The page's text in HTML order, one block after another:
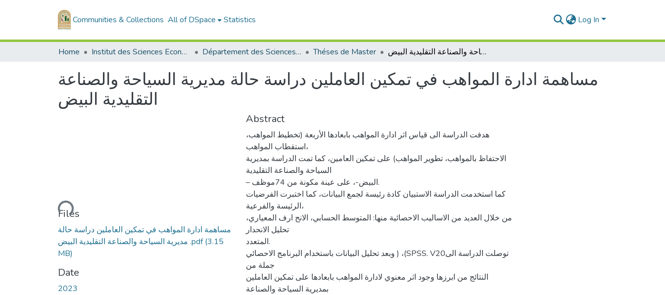
Communities & Collections All of DSpace Statistics Log In
Home Institut des Sciences Economiques, Commerciales et des Sciences de Gestion Département des Sciences de Gestion Théses de Master مساهمة ادارة المواهب في تمكين العاملين دراسة حالة مديرية السياحة والصناعة التقليدية البيض
مساهمة ادارة المواهب في تمكين العاملين دراسة حالة مديرية السياحة والصناعة
التقليدية البيض
Loading...
Files
مساهمة ادارة المواهب في تمكين العاملين دراسة حالة
مديرية السياحة والصناعة التقليدية البيض .pdf(3.15
MB)
Date
2023
Abstract
هدفت الدراسة الى قياس اثر ادارة المواهب بابعادها الأربعة (تخطيط المواهب،
استقطاب المواهب،
الاحتفاظ بالمواهب، تطوير المواهب) على تمكين العامين، كما تمت الدراسة بمديرية
السياحة والصناعة التقليدية
– البيض-، على عينة مكونة من 74موظف.
كما استخدمت الدراسة الاستبيان كادة رئيسة لجمع البيانات، كما اختبرت الفرضيات
الرئيسة والفرعية،
من خلال العديد من الاساليب الاحصائية منها: المتوسط الحسابي، الانح ارف المعياري،
تحليل الانحدار
المتعدد.
وبعد تحليل البيانات باستخدام البرنامج الاحصائي ) ،(SPSS. V20توصلت الدراسة الى
جملة من
النتائج من ابرزها وجود اثر معنوي لادارة المواهب بابعادها على تمكين العاملين
بمديرية السياحة والصناعة